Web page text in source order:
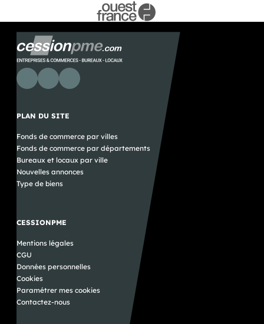
PLAN DU SITE
Fonds de commerce par villes
Fonds de commerce par départements
Bureaux et locaux par ville
Nouvelles annonces
Type de biens
CESSIONPME
Mentions légales
CGU
Données personnelles
Cookies
Paramétrer mes cookies
Contactez-nous